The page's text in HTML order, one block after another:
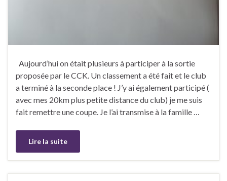
Aujourd’hui on était plusieurs à participer à la sortie
proposée par le CCK. Un classement a été fait et le club
a terminé à la seconde place ! J’y ai également participé (
avec mes 20km plus petite distance du club) je me suis
fait remettre une coupe. Je l’ai transmise à la famille …
Lire la suite